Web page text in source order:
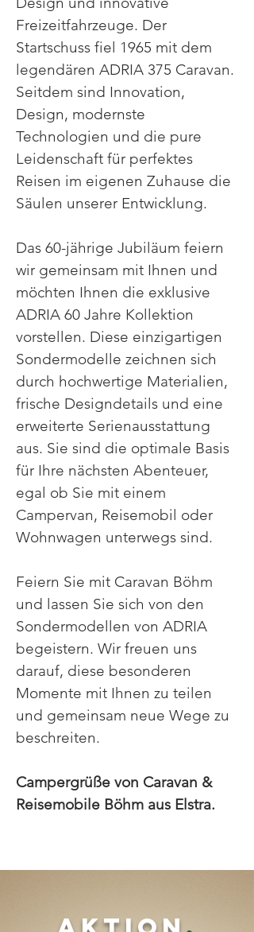
Freizeitfahrzeuge. Der
Startschuss fiel 1965 mit dem
legendären ADRIA 375 Caravan.
Seitdem sind Innovation,
Design, modernste
Technologien und die pure
Leidenschaft für perfektes
Reisen im eigenen Zuhause die
Säulen unserer Entwicklung.
Das 60-jährige Jubiläum feiern
wir gemeinsam mit Ihnen und
möchten Ihnen die exklusive
ADRIA 60 Jahre Kollektion
vorstellen. Diese einzigartigen
Sondermodelle zeichnen sich
durch hochwertige Materialien,
frische Designdetails und eine
erweiterte Serienausstattung
aus. Sie sind die optimale Basis
für Ihre nächsten Abenteuer,
egal ob Sie mit einem
Campervan, Reisemobil oder
Wohnwagen unterwegs sind.
Feiern Sie mit Caravan Böhm
und lassen Sie sich von den
Sondermodellen von ADRIA
begeistern. Wir freuen uns
darauf, diese besonderen
Momente mit Ihnen zu teilen
und gemeinsam neue Wege zu
beschreiten.
Campergrüße von Caravan &
Reisemobile Böhm aus Elstra.